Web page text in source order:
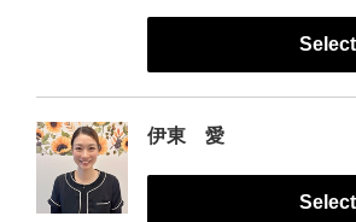
整骨院内にSALON Nanalaがあ
脱毛・ホワイトニングも行って
ぜひ鳥栖ふるかわ整骨院へ一度
Select
伊東 愛
Select